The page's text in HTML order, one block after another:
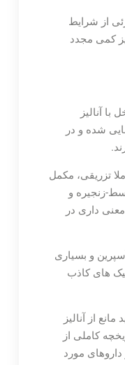
از شرایط
کمی مجدد
آنالیز
شده و در
تزریقی، مکمل
زنجیره و
داری در
و بسیاری
های کاذب
از آنالیز
کاملی از
مورد